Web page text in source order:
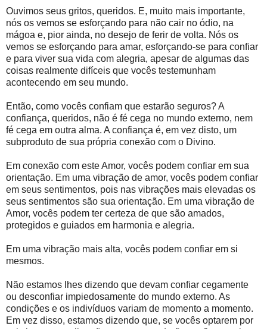
Ouvimos seus gritos, queridos. E, muito mais importante,
nós os vemos se esforçando para não cair no ódio, na
mágoa e, pior ainda, no desejo de ferir de volta. Nós os
vemos se esforçando para amar, esforçando-se para confiar
e para viver sua vida com alegria, apesar de algumas das
coisas realmente difíceis que vocês testemunham
acontecendo em seu mundo.
Então, como vocês confiam que estarão seguros? A
confiança, queridos, não é fé cega no mundo externo, nem
fé cega em outra alma. A confiança é, em vez disto, um
subproduto de sua própria conexão com o Divino.
Em conexão com este Amor, vocês podem confiar em sua
orientação. Em uma vibração de amor, vocês podem confiar
em seus sentimentos, pois nas vibrações mais elevadas os
seus sentimentos são sua orientação. Em uma vibração de
Amor, vocês podem ter certeza de que são amados,
protegidos e guiados em harmonia e alegria.
Em uma vibração mais alta, vocês podem confiar em si
mesmos.
Não estamos lhes dizendo que devam confiar cegamente
ou desconfiar impiedosamente do mundo externo. As
condições e os indivíduos variam de momento a momento.
Em vez disso, estamos dizendo que, se vocês optarem por